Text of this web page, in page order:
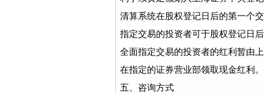
清算系统在股权登记日后的第一个
指定交易的投资者可于股权登记日
全面指定交易的投资者的红利暂由
在指定的证券营业部领取现金红利。
五、咨询方式